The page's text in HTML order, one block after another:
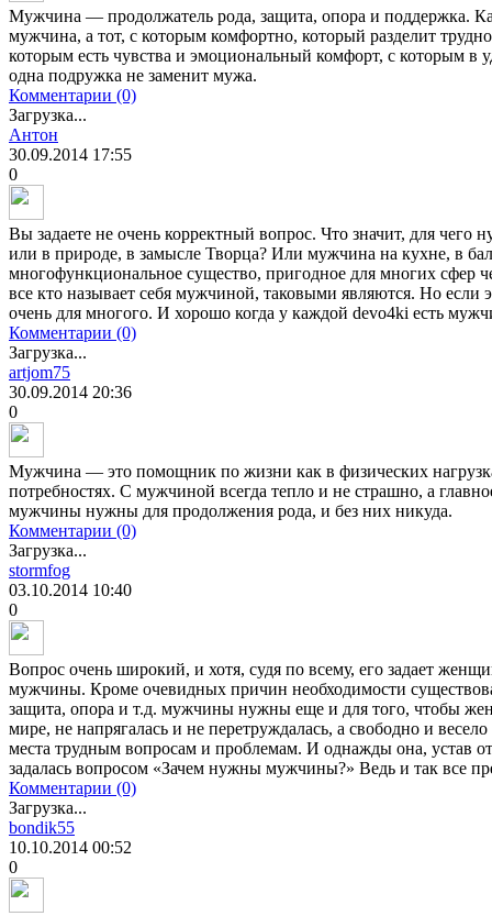
Мужчина — продолжатель рода, защита, опора и поддержка.
мужчина, а тот, с которым комфортно, который разделит
которым есть чувства и эмоциональный комфорт, с которым в
одна подружка не заменит мужа.
Комментарии (0)
Загрузка...
Антон
30.09.2014 17:55
0
Вы задаете не очень корректный вопрос. Что значит, для
или в природе, в замысле Творца? Или мужчина на кухне, в
многофункциональное существо, пригодное для многих сфер
все кто называет себя мужчиной, таковыми являются. Но если
очень для многого. И хорошо когда у каждой devo4ki есть
Комментарии (0)
Загрузка...
artjom75
30.09.2014 20:36
0
Мужчина — это помощник по жизни как в физических
потребностях. С мужчиной всегда тепло и не страшно, а
мужчины нужны для продолжения рода, и без них никуда.
Комментарии (0)
Загрузка...
stormfog
03.10.2014 10:40
0
Вопрос очень широкий, и хотя, судя по всему, его задает
мужчины. Кроме очевидных причин необходимости
защита, опора и т.д. мужчины нужны еще и для того, чтобы
мире, не напрягалась и не перетруждалась, а свободно и
места трудным вопросам и проблемам. И однажды она, устав
задалась вопросом «Зачем нужны мужчины?» Ведь и так все
Комментарии (0)
Загрузка...
bondik55
10.10.2014 00:52
0